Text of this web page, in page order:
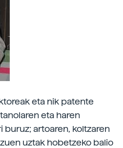
eta nik patente
eta haren
artoaren, koltzaren
uztak hobetzeko balio